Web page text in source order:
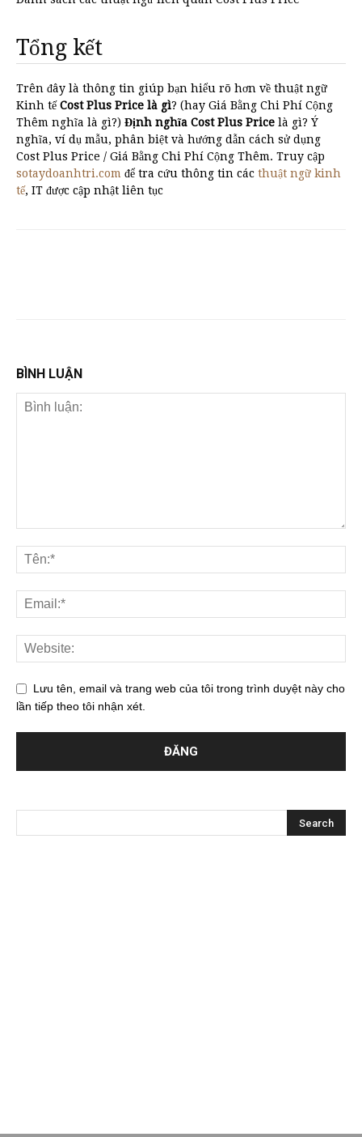
Tổng kết
Trên đây là thông tin giúp bạn hiểu rõ hơn về thuật ngữ
Kinh tếCost Plus Price là gì? (hay Giá Bằng Chi Phí Cộng
Thêm nghĩa là gì?) Định nghĩa Cost Plus Price là gì? Ý
nghĩa, ví dụ mẫu, phân biệt và hướng dẫn cách sử dụng
Cost Plus Price / Giá Bằng Chi Phí Cộng Thêm. Truy cập
sotaydoanhtri.com để tra cứu thông tin các thuật ngữ kinh
tế, IT được cập nhật liên tục
BÌNH LUẬN
Lưu tên, email và trang web của tôi trong trình duyệt này cho
lần tiếp theo tôi nhận xét.